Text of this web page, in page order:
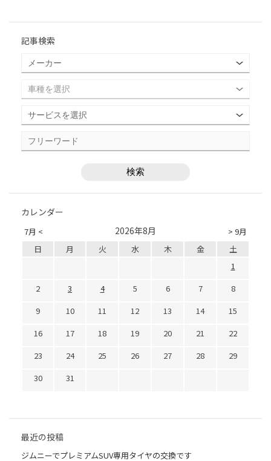
記事検索
カレンダー
7月 < > 9月
2026年8月
日 月 火 水 木 金
土
1
2
3 4 5 6 7
8
9
10 11 12 13 14
15
16
17 18 19 20 21
22
23
24 25 26 27 28
29
30
31
最近の投稿
ジムニーでプレミアムSUV専用タイヤの交換です